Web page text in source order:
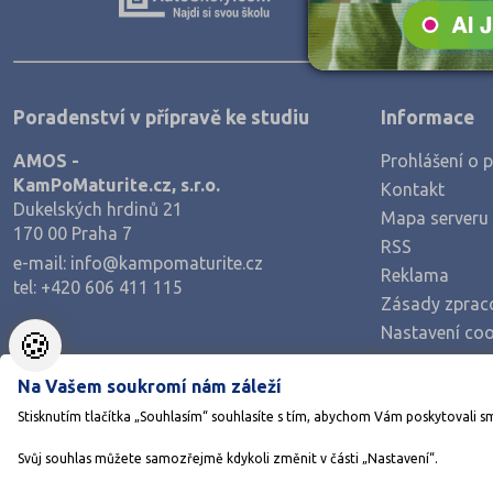
Zemědělské a ekologické
Poradenství v přípravě ke studiu
AMOS -
KamPoMaturite.cz, s.r.o.
Dukelských hrdinů 21
170 00 Praha 7
e-mail: info@kampomaturite.cz
tel: +420 606 411 115
Informace
Prohlášení o
Kontakt
Mapa serveru
RSS
Reklama
Zásady
Nastavení
🍪
Na Vašem soukromí nám záleží
Stisknutím tlačítka „Souhlasím“ souhlasíte s tím, abychom Vám poskytovali
Svůj souhlas můžete samozřejmě kdykoli změnit v části „Nastavení“.